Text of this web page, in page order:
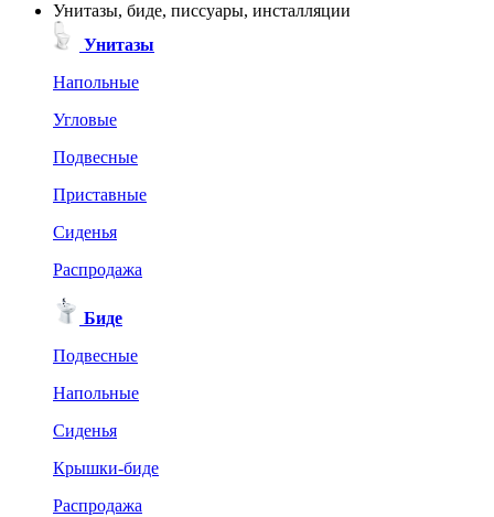
Унитазы, биде, писсуары, инсталляции
Унитазы
Напольные
Угловые
Подвесные
Приставные
Сиденья
Распродажа
Биде
Подвесные
Напольные
Сиденья
Крышки-биде
Распродажа